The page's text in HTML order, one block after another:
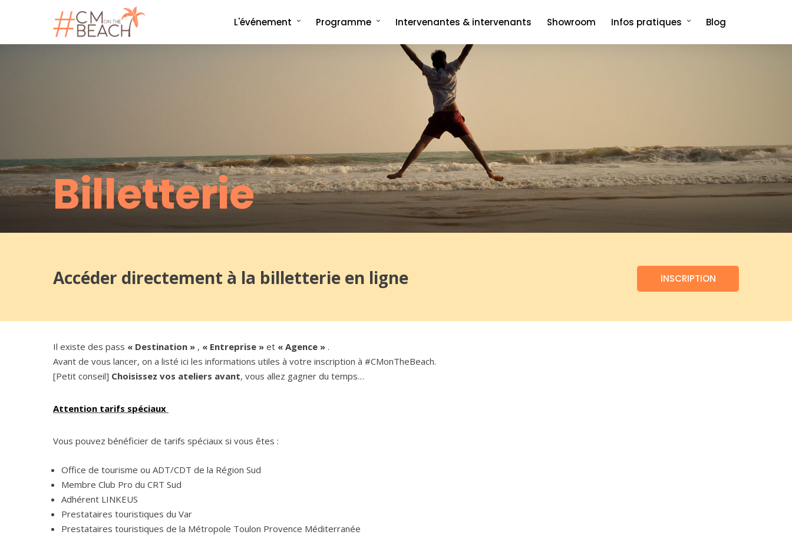
L'événement Programme
L'Interview-Vérité
Speech on The Beach
Les replays de l'édition 2021
Les replays de l'édition 2023
Les replays de l'édition 2025
Intervenantes & intervenants Showroom Infos pratiques Blog
Billetterie
Accéder directement à la billetterie en ligne INSCRIPTION
Il existe des pass « Destination » , « Entreprise » et « Agence » .
Avant de vous lancer, on a listé ici les informations utiles à votre inscription à #CMonTheBeach.
[Petit conseil] Choisissez vos ateliers avant, vous allez gagner du temps…
Attention tarifs spéciaux
Vous pouvez bénéficier de tarifs spéciaux si vous êtes :
Office de tourisme ou ADT/CDT de la Région Sud
Membre Club Pro du CRT Sud
Adhérent LINKEUS
Prestataires touristiques du Var
Prestataires touristiques de la Métropole Toulon Provence Méditerranée